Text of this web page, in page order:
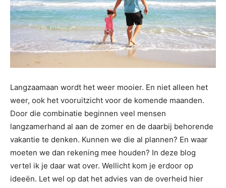
Langzaamaan wordt het weer mooier. En niet alleen het
weer, ook het vooruitzicht voor de komende maanden.
Door die combinatie beginnen veel mensen
langzamerhand al aan de zomer en de daarbij behorende
vakantie te denken. Kunnen we die al plannen? En waar
moeten we dan rekening mee houden? In deze blog
vertel ik je daar wat over. Wellicht kom je erdoor op
ideeën. Let wel op dat het advies van de overheid hier